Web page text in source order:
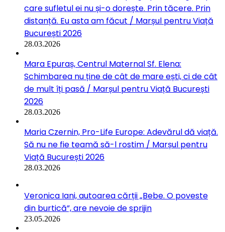
care sufletul ei nu și-o dorește. Prin tăcere. Prin
distanță. Eu asta am făcut / Marșul pentru Viață
București 2026
28.03.2026
Mara Epuraș, Centrul Maternal Sf. Elena:
Schimbarea nu ține de cât de mare ești, ci de cât
de mult îți pasă / Marșul pentru Viață București
2026
28.03.2026
Maria Czernin, Pro-Life Europe: Adevărul dă viață.
Să nu ne fie teamă să-l rostim / Marșul pentru
Viață București 2026
28.03.2026
Veronica Iani, autoarea cărții „Bebe. O poveste
din burtică”, are nevoie de sprijin
23.05.2026